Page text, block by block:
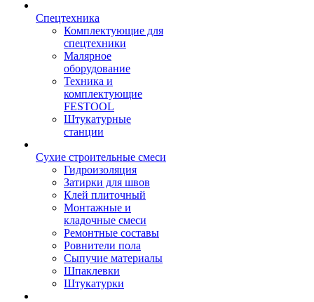
Спецтехника
Комплектующие для
спецтехники
Малярное
оборудование
Техника и
комплектующие
FESTOOL
Штукатурные
станции
Сухие строительные смеси
Гидроизоляция
Затирки для швов
Клей плиточный
Монтажные и
кладочные смеси
Ремонтные составы
Ровнители пола
Сыпучие материалы
Шпаклевки
Штукатурки